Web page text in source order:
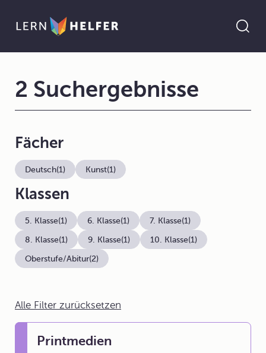
Alle Filter zurücksetzen
Printmedien
2 Suchergebnisse
Fächer
Deutsch(1) Kunst(1)
Klassen
5. Klasse(1) 6. Klasse(1) 7. Klasse(1)
8. Klasse(1) 9. Klasse(1) 10. Klasse(1)
Oberstufe/Abitur(2)